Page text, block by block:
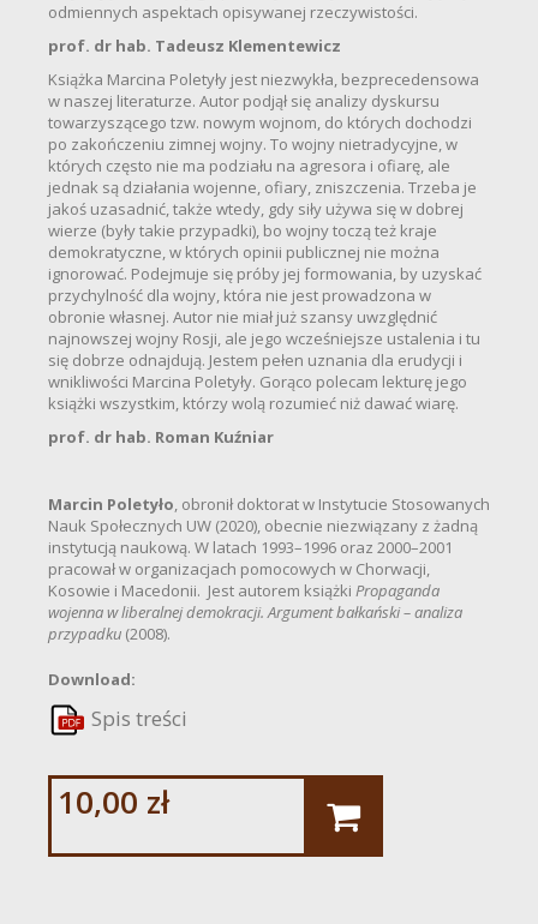
odmiennych aspektach opisywanej rzeczywistości.
prof. dr hab. Tadeusz Klementewicz
Książka Marcina Poletyły jest niezwykła, bezprecedensowa
w naszej literaturze. Autor podjął się analizy dyskursu
towarzyszącego tzw. nowym wojnom, do których dochodzi
po zakończeniu zimnej wojny. To wojny nietradycyjne, w
których często nie ma podziału na agresora i ofiarę, ale
jednak są działania wojenne, ofiary, zniszczenia. Trzeba je
jakoś uzasadnić, także wtedy, gdy siły używa się w dobrej
wierze (były takie przypadki), bo wojny toczą też kraje
demokratyczne, w których opinii publicznej nie można
ignorować. Podejmuje się próby jej formowania, by uzyskać
przychylność dla wojny, która nie jest prowadzona w
obronie własnej. Autor nie miał już szansy uwzględnić
najnowszej wojny Rosji, ale jego wcześniejsze ustalenia i tu
się dobrze odnajdują. Jestem pełen uznania dla erudycji i
wnikliwości Marcina Poletyły. Gorąco polecam lekturę jego
książki wszystkim, którzy wolą rozumieć niż dawać wiarę.
prof. dr hab. Roman Kuźniar
Marcin Poletyło, obronił doktorat w Instytucie Stosowanych
Nauk Społecznych UW (2020), obecnie niezwiązany z żadną
instytucją naukową. W latach 1993–1996 oraz 2000–2001
pracował w organizacjach pomocowych w Chorwacji,
Kosowie i Macedonii. Jest autorem książki Propaganda
wojenna w liberalnej demokracji. Argument bałkański – analiza
przypadku (2008).
Download:
Spis treści
10,00 zł